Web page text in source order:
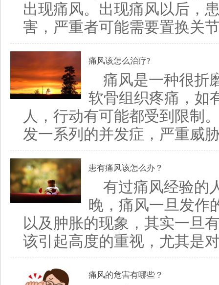
出现痛风。出现痛风以后，
害，严重者可能需要置换关
痛风该怎么治疗?
痛风是一种很折
软骨组织疼痛，如
人，行动有可能都受到限制
发一系列的并发症，严重威
患有痛风该怎么办？
有过痛风经验的
晚，痛风一旦发作
以及肿胀的现象，其实一旦
该引起高度的重视，尤其是
痛风的危害有哪些？